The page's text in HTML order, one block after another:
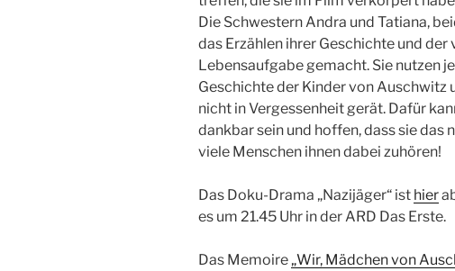
Die Schwestern Andra und Tatiana,
das Erzählen ihrer Geschichte und der
Lebensaufgabe gemacht. Sie nutzen
Geschichte der Kinder von Auschwitz
nicht in Vergessenheit gerät. Dafür
dankbar sein und hoffen, dass sie das
viele Menschen ihnen dabei zuhören!
Das Doku-Drama „Nazijäger“ ist hier
es um 21.45 Uhr in der ARD Das Erste.
Das Memoire „Wir, Mädchen von